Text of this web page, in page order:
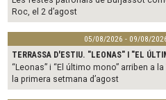
Roc, el 2 d’agost
05/08/2026 - 09/08/
TERRASSA D'ESTIU. "LEONAS" I "EL
“Leonas” i “El último mono” arriben a
la primera setmana d’agost